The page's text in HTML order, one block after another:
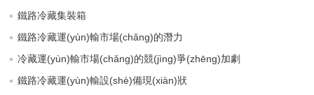
鐵路冷藏集裝箱
鐵路冷藏運(yùn)輸市場(chǎng)的潛力
冷藏運(yùn)輸市場(chǎng)的競(jìng)爭(zhēng)加劇
鐵路冷藏運(yùn)輸設(shè)備現(xiàn)狀